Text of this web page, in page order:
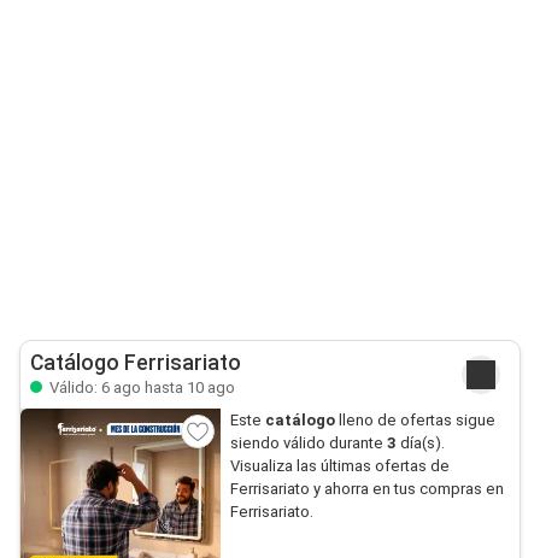
Catálogo Ferrisariato
Válido: 6 ago hasta 10 ago
Este catálogo lleno de ofertas sigue
siendo válido durante 3 día(s).
Visualiza las últimas ofertas de
Ferrisariato y ahorra en tus compras en
Ferrisariato.